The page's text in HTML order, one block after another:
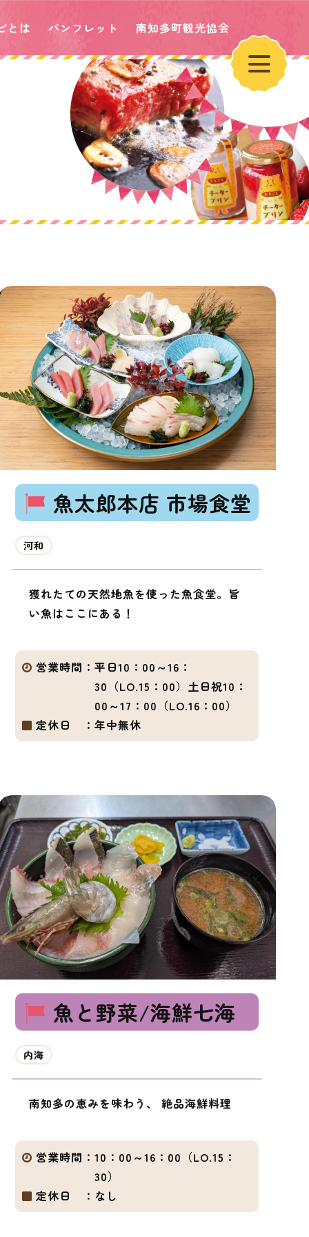
とは パンフレット 南知多町観光協会
魚太郎本店 市場食堂
河和
獲れたての天然地魚を使った魚食堂。旨
い魚はここにある！
営業時間： 平日10：00～16：
30（LO.15：00）土日祝10：
00～17：00（LO.16：00）
定休日 ： 年中無休
魚と野菜/海鮮七海
内海
南知多の恵みを味わう、 絶品海鮮料理
営業時間： 10：00～16：00（LO.15：
30）
定休日 ： なし